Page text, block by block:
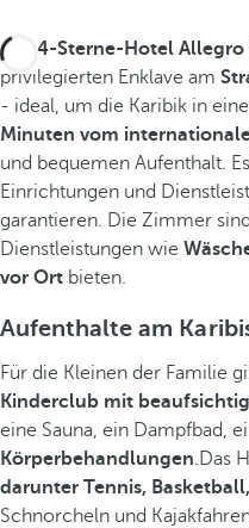
Das 4-Sterne-Hotel Allegro
privilegierten Enklave am
- ideal, um die Karibik in
Minuten vom
und bequemen Aufenthalt.
Einrichtungen und
garantieren. Die Zimmer
Dienstleistungen wie
vor Ort bieten.
Aufenthalte am
Für die Kleinen der Familie
Kinderclub mit
eine Sauna, ein Dampfbad,
Körperbehandlungen.Das
darunter Tennis,
Schnorcheln und